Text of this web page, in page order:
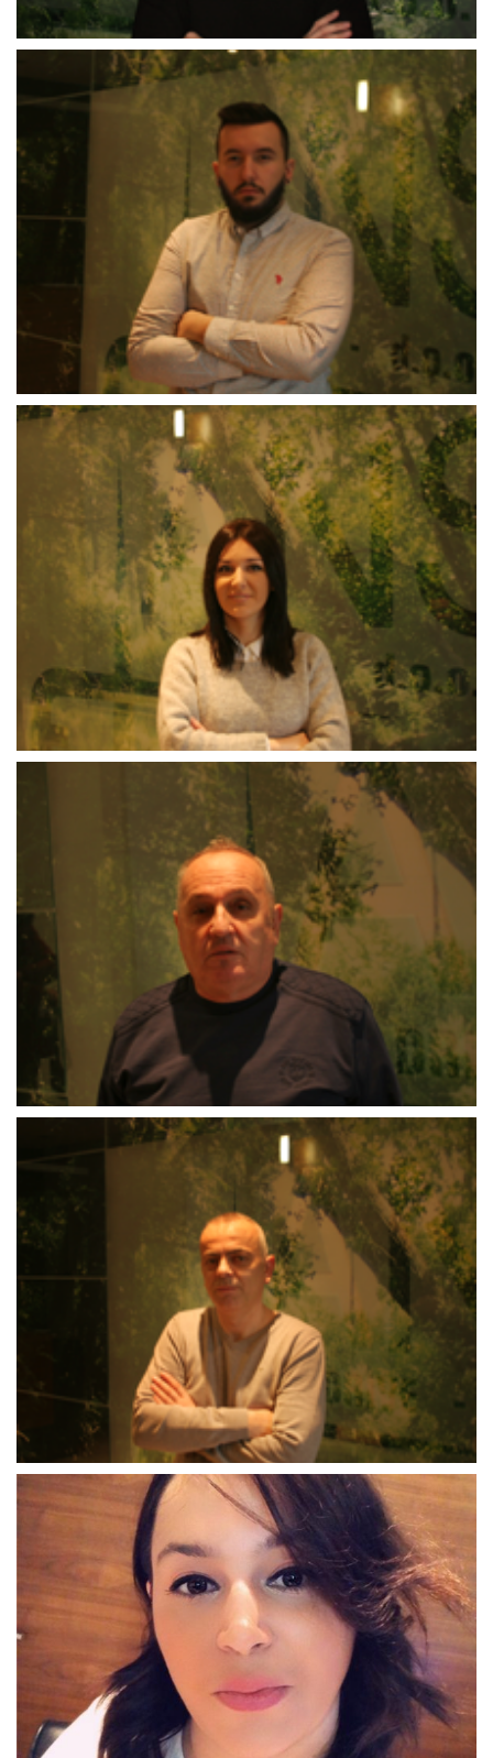
Mirela_Izetbegović
Sadik_Dervišević
Edin_Fetinci
Mirela Memišević
Amir_Hadžić